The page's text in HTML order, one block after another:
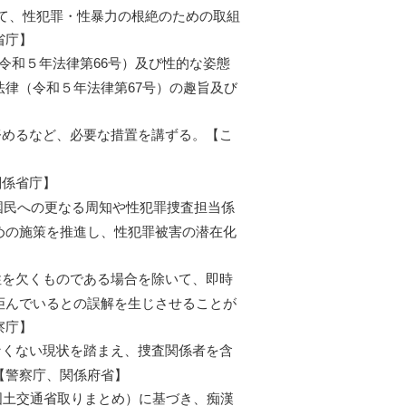
、性犯罪・性暴力の根絶のための取組
】
和５年法律第66号）及び性的な姿態
（令和５年法律第67号）の趣旨及び
るなど、必要な措置を講ずる。【こ
省庁】
への更なる周知や性犯罪捜査担当係
施策を推進し、性犯罪被害の潜在化
欠くものである場合を除いて、即時
でいるとの誤解を生じさせることが
】
ない現状を踏まえ、捜査関係者を含
察庁、関係府省】
交通省取りまとめ）に基づき、痴漢